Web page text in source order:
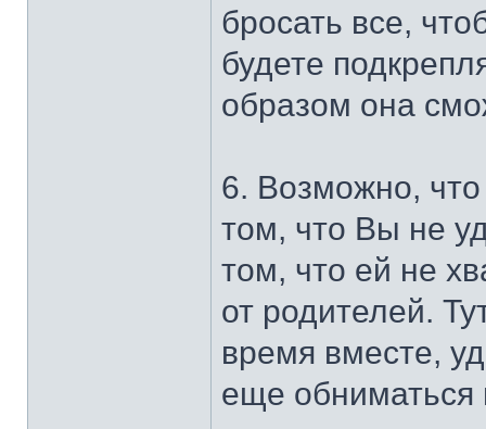
бросать все,
будете
образом она
6. Возможно, что
том, что Вы не
том, что ей не
от родителей.
время вместе,
еще